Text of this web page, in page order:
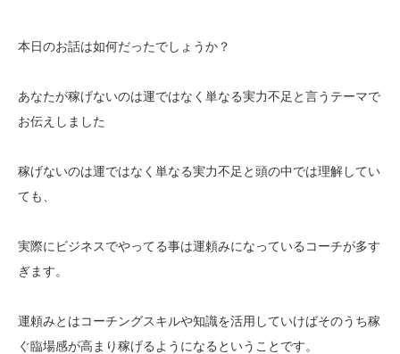
本日のお話は如何だったでしょうか？
あなたが稼げないのは運ではなく単なる実力不足と言うテーマで
お伝えしました
稼げないのは運ではなく単なる実力不足と頭の中では理解してい
ても、
実際にビジネスでやってる事は運頼みになっているコーチが多す
ぎます。
運頼みとはコーチングスキルや知識を活用していけばそのうち稼
ぐ臨場感が高まり稼げるようになるということです。